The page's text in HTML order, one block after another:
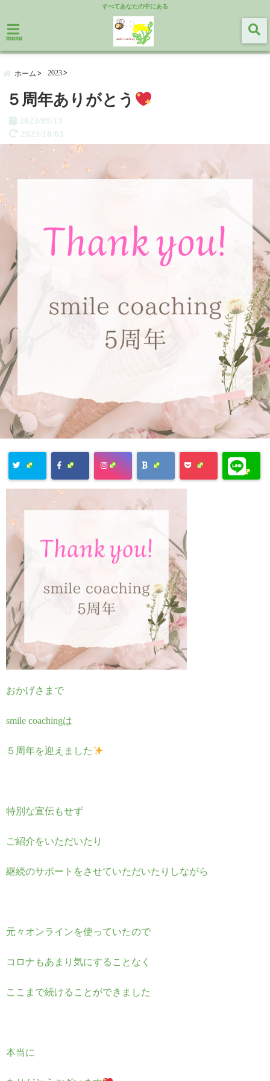
すべてあなたの中にある
menu
ホーム 2023
５周年ありがとう
2023/09/13
2023/10/03
おかげさまで
smile coachingは
５周年を迎えました
特別な宣伝もせず
ご紹介をいただいたり
継続のサポートをさせていただいたりしながら
元々オンラインを使っていたので
コロナもあまり気にすることなく
ここまで続けることができました
本当に